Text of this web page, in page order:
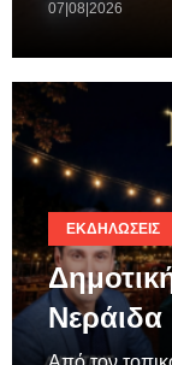
07|08|2026
ΕΚΔΗΛΏΣΕΙΣ
Νεράιδα